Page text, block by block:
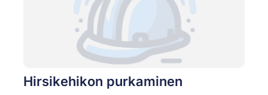
Hirsikehikon purkaminen